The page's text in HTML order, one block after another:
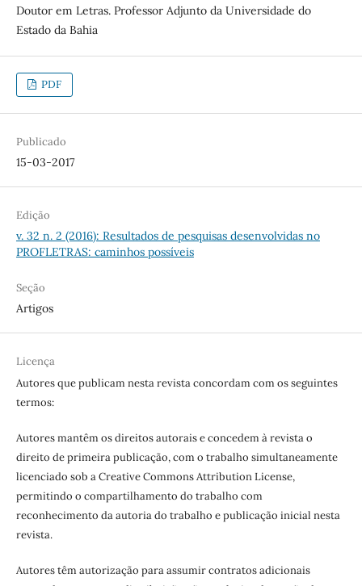
Doutor em Letras. Professor Adjunto da Universidade do
Estado da Bahia
PDF
Publicado
15-03-2017
Edição
v. 32 n. 2 (2016): Resultados de pesquisas desenvolvidas no
PROFLETRAS: caminhos possíveis
Seção
Artigos
Licença
Autores que publicam nesta revista concordam com os seguintes
termos:
Autores mantêm os direitos autorais e concedem à revista o
direito de primeira publicação, com o trabalho simultaneamente
licenciado sob a Creative Commons Attribution License,
permitindo o compartilhamento do trabalho com
reconhecimento da autoria do trabalho e publicação inicial nesta
revista.
Autores têm autorização para assumir contratos adicionais